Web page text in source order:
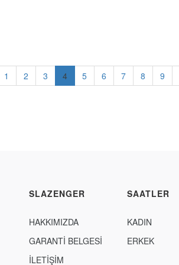
1 2 3 4 5 6 7 8 9
SLAZENGER
HAKKIMIZDA
GARANTİ BELGESİ
İLETİŞİM
SAATLER
KADIN
ERKEK